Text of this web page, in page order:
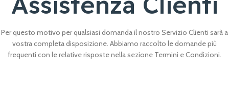
Per questo motivo per qualsiasi domanda il nostro Servizio Clienti sarà a
vostra completa disposizione. Abbiamo raccolto le domande più
frequenti con le relative risposte nella sezione Termini e Condizioni.